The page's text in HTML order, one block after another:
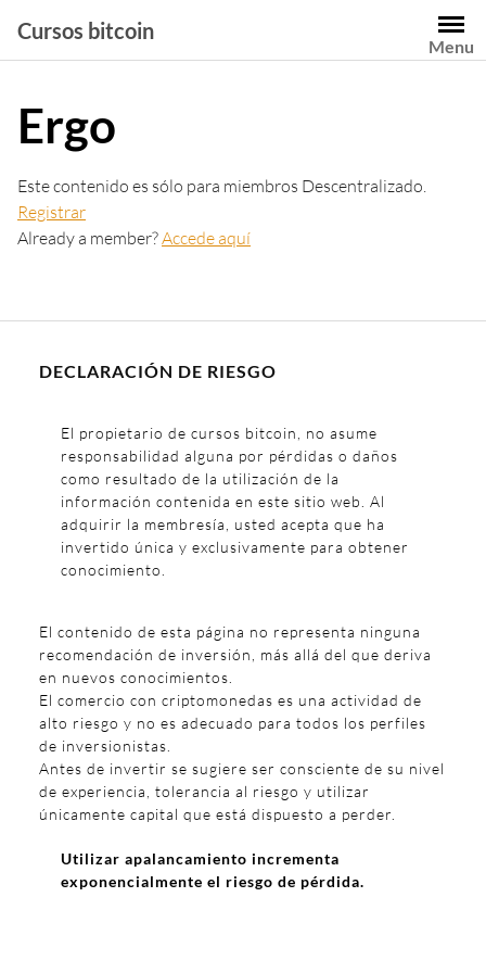
contenido
Cursos bitcoin
Menu
Ergo
Este contenido es sólo para miembros Descentralizado.
Registrar
Already a member?Accede aquí
DECLARACIÓN DE RIESGO
El propietario de cursos bitcoin, no asume
responsabilidad alguna por pérdidas o daños
como resultado de la utilización de la
información contenida en este sitio web. Al
adquirir la membresía, usted acepta que ha
invertido única y exclusivamente para obtener
conocimiento.
El contenido de esta página no representa ninguna
recomendación de inversión, más allá del que deriva
en nuevos conocimientos.
El comercio con criptomonedas es una actividad de
alto riesgo y no es adecuado para todos los perfiles
de inversionistas.
Antes de invertir se sugiere ser consciente de su nivel
de experiencia, tolerancia al riesgo y utilizar
únicamente capital que está dispuesto a perder.
Utilizar apalancamiento incrementa
exponencialmente el riesgo de pérdida.